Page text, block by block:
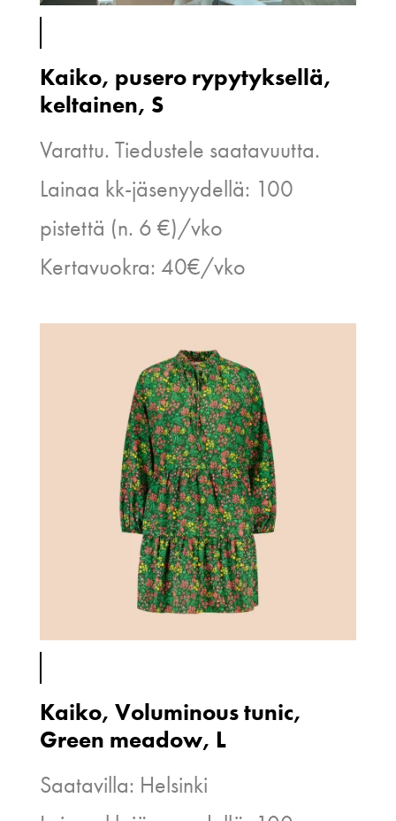
Kaiko, pusero rypytyksellä,
keltainen, S
Varattu. Tiedustele saatavuutta.
Lainaa kk-jäsenyydellä: 100
pistettä (n. 6 €)/vko
Kertavuokra: 40€/vko
Kaiko, Voluminous tunic,
Green meadow, L
Saatavilla: Helsinki